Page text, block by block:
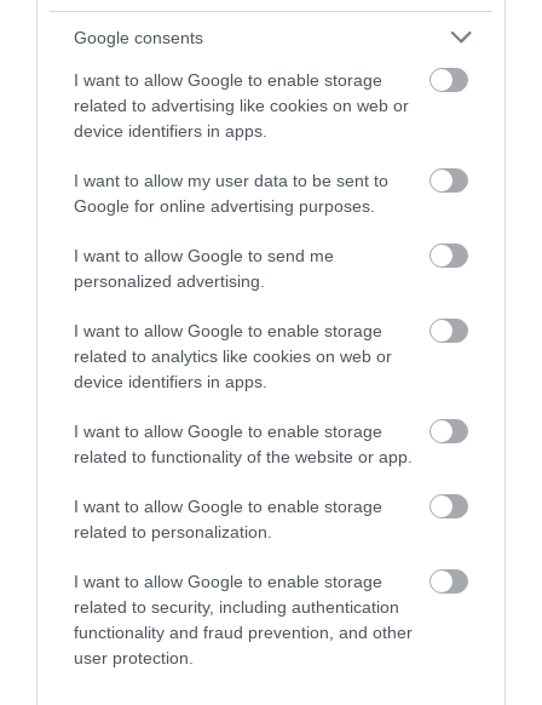
Google consents
I want to allow Google to enable storage
related to advertising like cookies on web or
device identifiers in apps.
I want to allow my user data to be sent to
Google for online advertising purposes.
I want to allow Google to send me
personalized advertising.
I want to allow Google to enable storage
related to analytics like cookies on web or
device identifiers in apps.
I want to allow Google to enable storage
related to functionality of the website or app.
I want to allow Google to enable storage
related to personalization.
I want to allow Google to enable storage
related to security, including authentication
functionality and fraud prevention, and other
user protection.
Fungus Is A Parasite, And It Dies From A Drop Of
491 111 193
11 h 46 min